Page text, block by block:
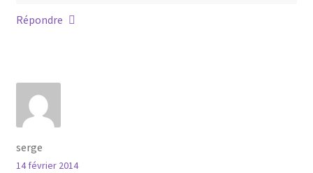
Répondre
serge
14 février 2014